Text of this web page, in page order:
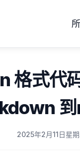
格式代
2025年2月11日星期